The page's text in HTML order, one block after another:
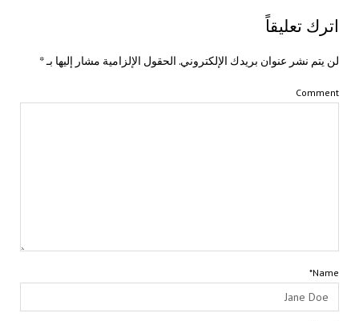
اترك تعليقاً
لن يتم نشر عنوان بريدك الإلكتروني. الحقول الإلزامية مشار إليها بـ*
Comment
Name*